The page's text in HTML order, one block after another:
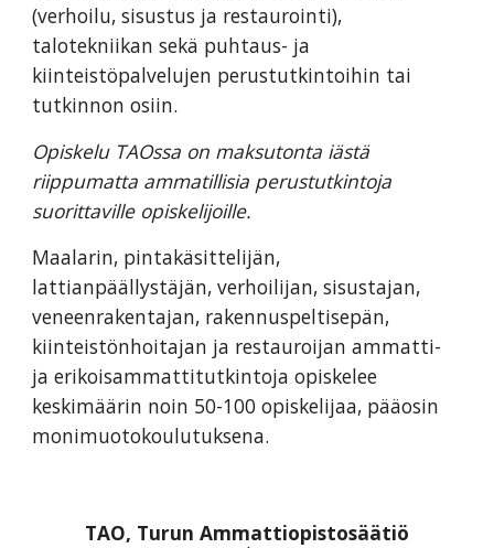
(verhoilu, sisustus ja restaurointi),
talotekniikan sekä puhtaus- ja
kiinteistöpalvelujen perustutkintoihin tai
tutkinnon osiin.
Opiskelu TAOssa on maksutonta iästä
riippumatta ammatillisia perustutkintoja
suorittaville opiskelijoille.
Maalarin, pintakäsittelijän,
lattianpäällystäjän, verhoilijan, sisustajan,
veneenrakentajan, rakennuspeltisepän,
kiinteistönhoitajan ja restauroijan ammatti-
ja erikoisammattitutkintoja opiskelee
keskimäärin noin 50-100 opiskelijaa, pääosin
monimuotokoulutuksena.
TAO, Turun Ammattiopistosäätiö